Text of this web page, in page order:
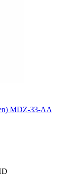
MDZ-33-AA